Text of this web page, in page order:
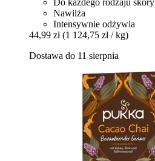
Nawilża
Intensywnie odżywia
44,99 zł (1 124,75 zł / kg)
Dostawa do 11 sierpnia